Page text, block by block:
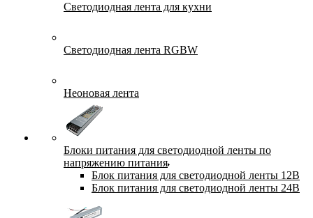
Светодиодная лента для кухни
Светодиодная лента RGBW
Неоновая лента
Блоки питания для светодиодной ленты по
напряжению питания
Блок питания для светодиодной ленты 12В
Блок питания для светодиодной ленты 24В